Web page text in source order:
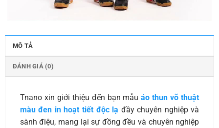
MÔ TẢ
ĐÁNH GIÁ (0)
Tnano xin giới thiệu đến bạn mẫuáo thun võ thuật
màu đen in hoạt tiết độc lạ đầy chuyên nghiệp và
sành điệu, mang lại sự đồng đều và chuyên nghiệp